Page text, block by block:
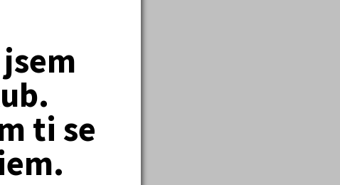
ti se
reklamace.
kategorií výrobků, v